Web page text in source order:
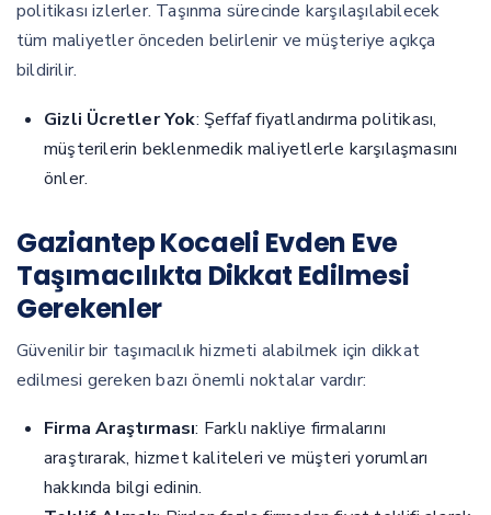
politikası izlerler. Taşınma sürecinde karşılaşılabilecek
tüm maliyetler önceden belirlenir ve müşteriye açıkça
bildirilir.
Gizli Ücretler Yok: Şeffaf fiyatlandırma politikası,
müşterilerin beklenmedik maliyetlerle karşılaşmasını
önler.
Gaziantep Kocaeli Evden Eve
Taşımacılıkta Dikkat Edilmesi
Gerekenler
Güvenilir bir taşımacılık hizmeti alabilmek için dikkat
edilmesi gereken bazı önemli noktalar vardır:
Firma Araştırması: Farklı nakliye firmalarını
araştırarak, hizmet kaliteleri ve müşteri yorumları
hakkında bilgi edinin.